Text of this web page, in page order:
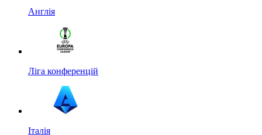
Англія
Ліга конференцій
Італія